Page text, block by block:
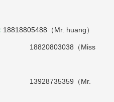
18818805488（Mr. huang）
（Miss
13928735359（Mr.